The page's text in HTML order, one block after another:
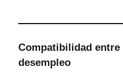
Compatibilidad
desempleo